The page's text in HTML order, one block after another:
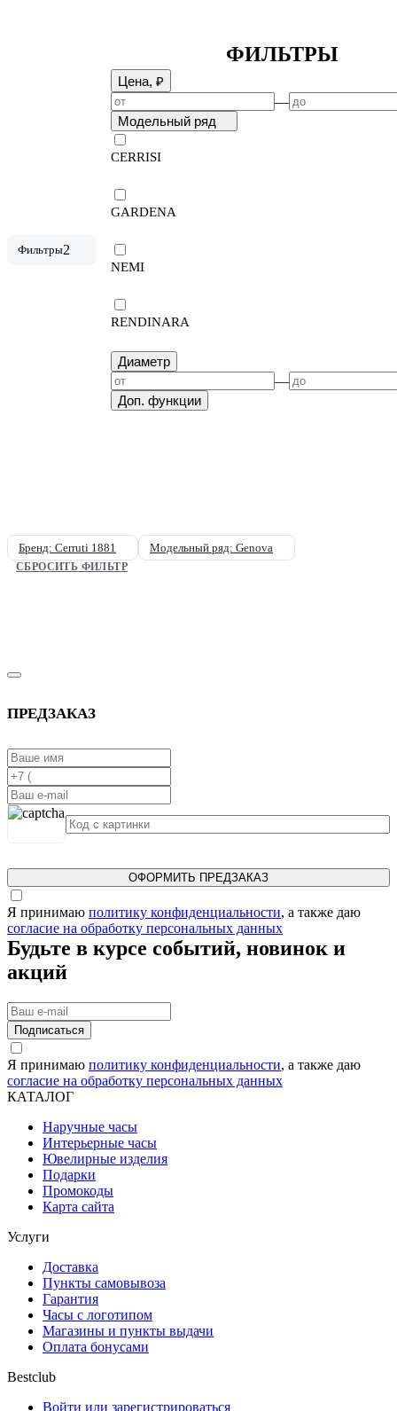
Фильтры2
ФИЛЬТРЫ
Цена, ₽
—
Модельный ряд
CERRISI
GARDENA
NEMI
RENDINARA
Диаметр
—
Доп. функции
Бренд: Cerruti 1881 Модельный ряд: Genova
СБРОСИТЬ ФИЛЬТР
ПРЕДЗАКАЗ
ОФОРМИТЬ ПРЕДЗАКАЗ
Я принимаю политику конфиденциальности, а также даю
согласие на обработку персональных данных
Будьте в курсе событий, новинок и
акций
Подписаться
Я принимаю политику конфиденциальности, а также даю
согласие на обработку персональных данных
КАТАЛОГ
Наручные часы
Интерьерные часы
Ювелирные изделия
Подарки
Промокоды
Карта сайта
Услуги
Доставка
Пункты самовывоза
Гарантия
Часы с логотипом
Магазины и пункты выдачи
Оплата бонусами
Bestclub
Войти или зарегистрироваться